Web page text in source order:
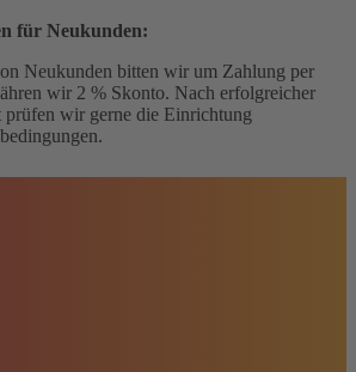
für Neukunden:
Neukunden bitten wir um Zahlung per
wir 2 % Skonto. Nach erfolgreicher
prüfen wir gerne die Einrichtung